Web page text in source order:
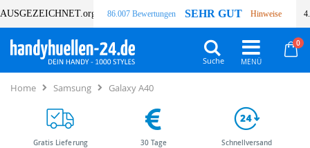
AUSGEZEICHNET.org 86.007 Bewertungen SEHR GUT Hinweise
0
Suche
Home Samsung Galaxy A40
Gratis Lieferung
30 Tage
Schnellversand